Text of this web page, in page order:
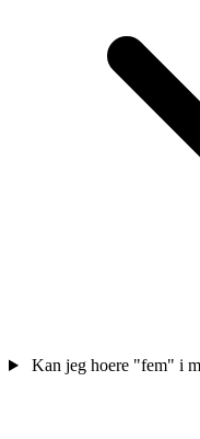
Kan jeg hoere "fem" i